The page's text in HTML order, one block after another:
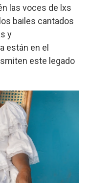
las voces de lxs
bailes cantados
y
están en el
este legado